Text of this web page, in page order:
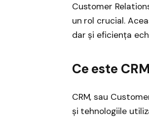
Customer
un rol crucial.
dar și eficiența
Ce este
CRM, sau
și tehnologiile